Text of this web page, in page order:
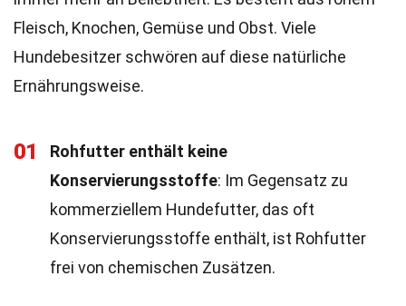
Fleisch, Knochen, Gemüse und Obst. Viele
Hundebesitzer schwören auf diese natürliche
Ernährungsweise.
01
Rohfutter enthält keine
Konservierungsstoffe: Im Gegensatz zu
kommerziellem Hundefutter, das oft
Konservierungsstoffe enthält, ist Rohfutter
frei von chemischen Zusätzen.